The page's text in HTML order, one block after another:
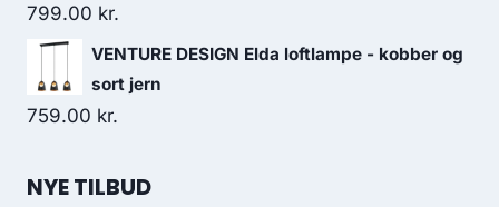
799.00 kr.
VENTURE DESIGN Elda loftlampe - kobber og
sort jern
759.00 kr.
NYE TILBUD